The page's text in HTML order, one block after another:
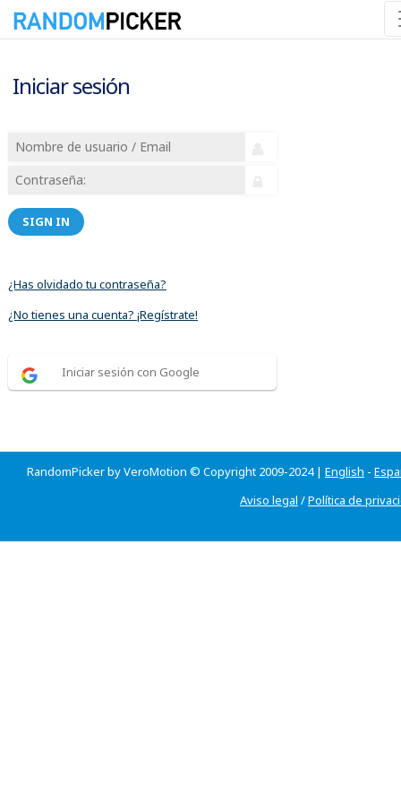
Iniciar sesión
SIGN IN
¿Has olvidado tu contraseña?
¿No tienes una cuenta? ¡Regístrate!
Iniciar sesión con Google
RandomPicker by VeroMotion © Copyright 2009-2024 | English -
Aviso legal /Política de